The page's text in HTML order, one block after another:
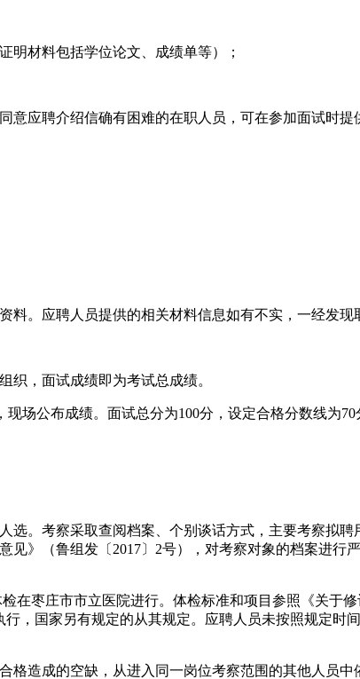
材料包括学位论文、成绩单等）；
应聘介绍信确有困难的在职人员，可在参加面试时提
。应聘人员提供的相关材料信息如有不实，一经发现
织，面试成绩即为考试总成绩。
场公布成绩。面试总分为100分，设定合格分数线为
。考察采取查阅档案、个别谈话方式，主要考察拟聘
》（鲁组发〔2017〕2号），对考察对象的档案进行
在枣庄市市立医院进行。体检标准和项目参照《关于
，国家另有规定的从其规定。应聘人员未按照规定时
造成的空缺，从进入同一岗位考察范围的其他人员中